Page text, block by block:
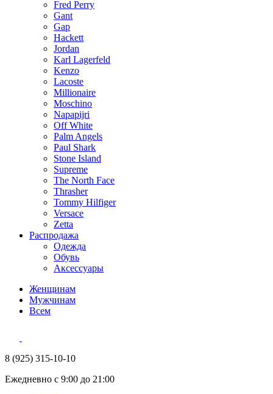
Fred Perry
Gant
Gap
Hackett
Jordan
Karl Lagerfeld
Kenzo
Lacoste
Millionaire
Moschino
Napapijri
Off White
Palm Angels
Paul Shark
Stone Island
Supreme
The North Face
Thrasher
Tommy Hilfiger
Versace
Zetta
Распродажа
Одежда
Обувь
Аксессуары
Женщинам
Мужчинам
Всем
8 (925) 315-10-10
Ежедневно с 9:00 до 21:00